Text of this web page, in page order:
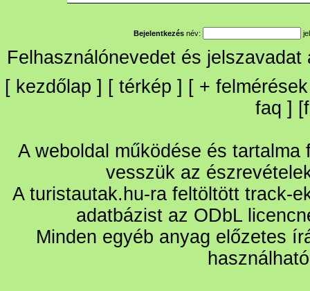
Bejelentkezés név:
Felhasználónevedet és
[ kezdőlap ] [ térkép ] [ + felmérések
faq ] [
A weboldal működése és
vesszük az
A turistautak.hu-ra feltöltött track-
adatbázist az ODbL
Minden egyéb anyag előzetes